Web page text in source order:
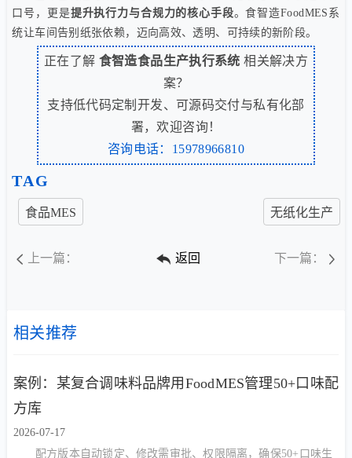
口号，更是提升执行力与合规力的核心手段。食智造FoodMES系
统让车间告别纸张依赖，迈向高效、透明、可持续的新阶段。
正在了解 食智造食品生产执行系统 相关解决方
案？
支持低代码定制开发、可源码交付与私有化部
署，欢迎咨询！
咨询电话：15978966810
TAG
食品MES 无纸化生产
上一篇： 返回 下一篇：
相关推荐
案例：某复合调味料品牌用FoodMES管理50+口味配
方库
2026-07-17
配方版本自动锁定、修改需审批、权限隔离，确保50+口味生